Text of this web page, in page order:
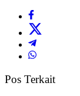
Pos Terkait